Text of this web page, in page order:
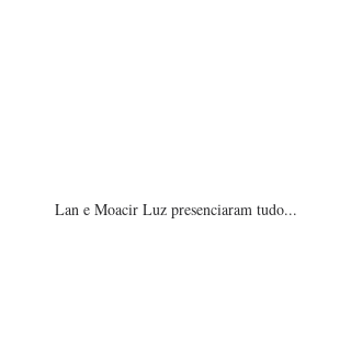
Lan e Moacir Luz presenciaram tudo...